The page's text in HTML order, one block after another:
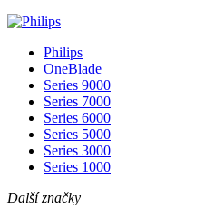
Philips
OneBlade
Series 9000
Series 7000
Series 6000
Series 5000
Series 3000
Series 1000
Další značky